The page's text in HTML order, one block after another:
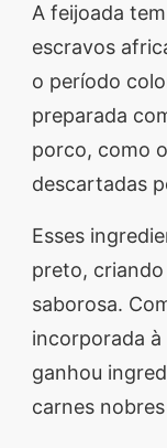
A feijoada
escravos
o período
preparada
porco, como
descartadas
Esses
preto,
saborosa.
incorporada à
ganhou
carnes